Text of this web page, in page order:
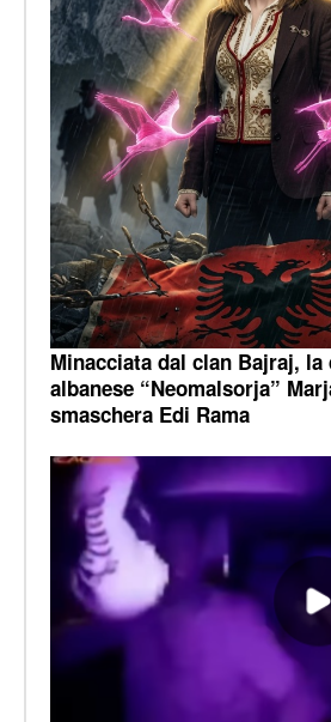
Minacciata dal clan Bajraj, la
albanese “Neomalsorja”
smaschera Edi Rama